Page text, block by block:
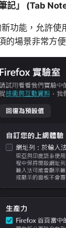
記」 (Tab
功能，允許
的場景非常方